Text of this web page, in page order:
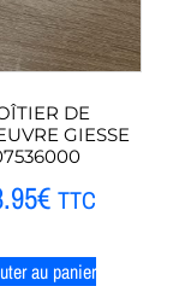
DE
GIESSE
€ TTC
au panier